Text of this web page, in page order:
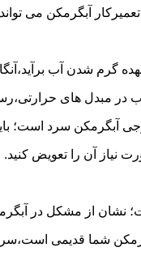
آبگرمکن می
گرم شدن آب
در مبدل های
آبگرمکن سرد است؛
نیاز آن را تعویض کنید.
نشان از مشکل در
قدیمی